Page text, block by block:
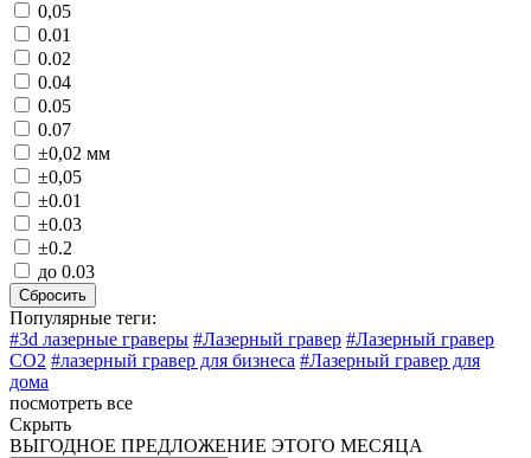
0,05
0.01
0.02
0.04
0.05
0.07
±0,02 мм
±0,05
±0.01
±0.03
±0.2
до 0.03
Сбросить
Популярные теги:
#3d лазерные граверы #Лазерный гравер #Лазерный гравер
CO2 #лазерный гравер для бизнеса #Лазерный гравер для
дома
посмотреть все
Скрыть
ВЫГОДНОЕ ПРЕДЛОЖЕНИЕ ЭТОГО МЕСЯЦА